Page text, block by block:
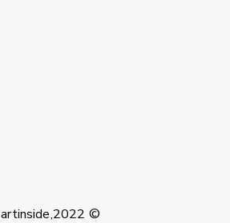
artinside,2022 ©